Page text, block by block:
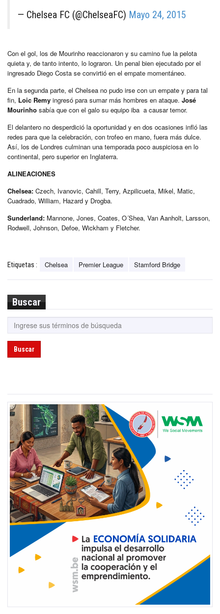
— Chelsea FC (@ChelseaFC) Mayo 24, 2015
Con el gol, los de Mourinho reaccionaron y su camino fue la pelota
quieta y, de tanto intento, lo lograron. Un penal bien ejecutado por el
ingresado Diego Costa se convirtió en el empate momentáneo.
En la segunda parte, el Chelsea no pudo irse con un empate y para tal
fin, Loic Remy ingresó para sumar más hombres en ataque. José
Mourinho sabía que con el galo su equipo iba a causar temor.
El delantero no desperdició la oportunidad y en dos ocasiones infló las
redes para que la celebración, con trofeo en mano, fuera más dulce.
Así, los de Londres culminan una temporada poco auspiciosa en lo
continental, pero superior en Inglaterra.
ALINEACIONES
Chelsea: Czech, Ivanovic, Cahill, Terry, Azpilicueta, Mikel, Matic,
Cuadrado, William, Hazard y Drogba.
Sunderland: Mannone, Jones, Coates, O´Shea, Van Aanholt, Larsson,
Rodwell, Johnson, Defoe, Wickham y Fletcher.
Etiquetas : Chelsea Premier League Stamford Bridge
Buscar
Buscar